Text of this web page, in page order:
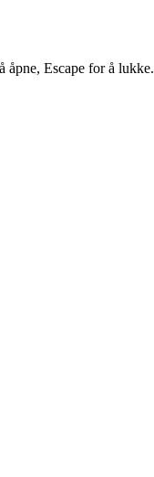
åpne, Escape for å lukke.